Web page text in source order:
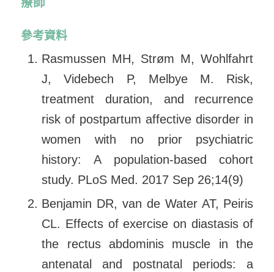
參考資料
Rasmussen MH, Strøm M, Wohlfahrt
J, Videbech P, Melbye M. Risk,
treatment duration, and recurrence
risk of postpartum affective disorder in
women with no prior psychiatric
history: A population-based cohort
study. PLoS Med. 2017 Sep 26;14(9)
Benjamin DR, van de Water AT, Peiris
CL. Effects of exercise on diastasis of
the rectus abdominis muscle in the
antenatal and postnatal periods: a